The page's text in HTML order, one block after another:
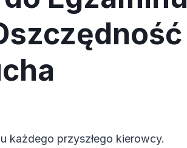
każdego przyszłego kierowcy.